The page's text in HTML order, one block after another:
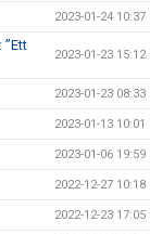
2023-01-24 10:37
2023-01-23 15:12
2023-01-23 08:33
2023-01-13 10:01
2023-01-06 19:59
2022-12-27 10:18
2022-12-23 17:05